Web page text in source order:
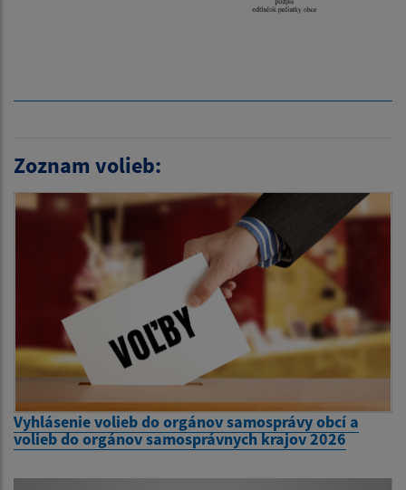
Zoznam volieb:
Vyhlásenie volieb do orgánov samosprávy obcí a
volieb do orgánov samosprávnych krajov 2026